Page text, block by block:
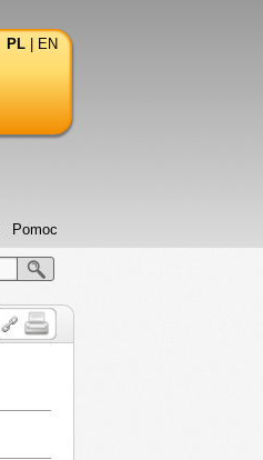
PL EN
Pomoc